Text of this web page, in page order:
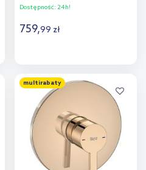
Dostępność: 24h!
759,99 zł
Dodaj do
porównania
multirabaty